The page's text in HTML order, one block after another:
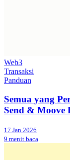
Web3
Transaksi
Panduan
Semua yang
Send & Moove
17 Jan 2026
9 menit baca